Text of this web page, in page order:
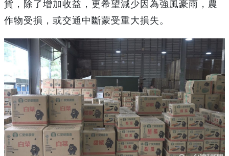
貨，除了增加收益，更希望減少因為強風豪雨，農
作物受損，或交通中斷蒙受重大損失。